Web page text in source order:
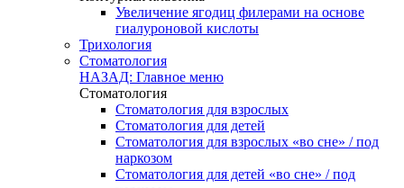
Увеличение ягодиц филерами на основе
гиалуроновой кислоты
Трихология
Стоматология
НАЗАД: Главное меню
Стоматология
Стоматология для взрослых
Стоматология для детей
Стоматология для взрослых «во сне» / под
наркозом
Стоматология для детей «во сне» / под